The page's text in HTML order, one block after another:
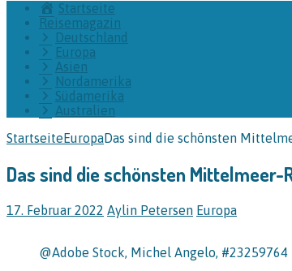
Startseite
Reisemagazin
Deutschland
Europa
Asien
Nordamerika
Südamerika
Australien
StartseiteEuropaDas sind die schönsten
Das sind die schönsten
17. Februar 2022 Aylin Petersen Europa
@Adobe Stock, Michel Angelo, #23259764